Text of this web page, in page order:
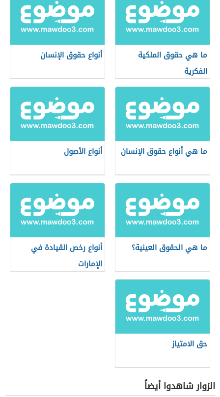
ما هي حقوق الملكية
الفكرية
أنواع حقوق الإنسان
ما هي أنواع حقوق الإنسان أنواع الأصول
ما هي الحقوق العينية؟
أنواع رخص القيادة في
الإمارات
حق الامتياز
الزوار شاهدوا أيضاً